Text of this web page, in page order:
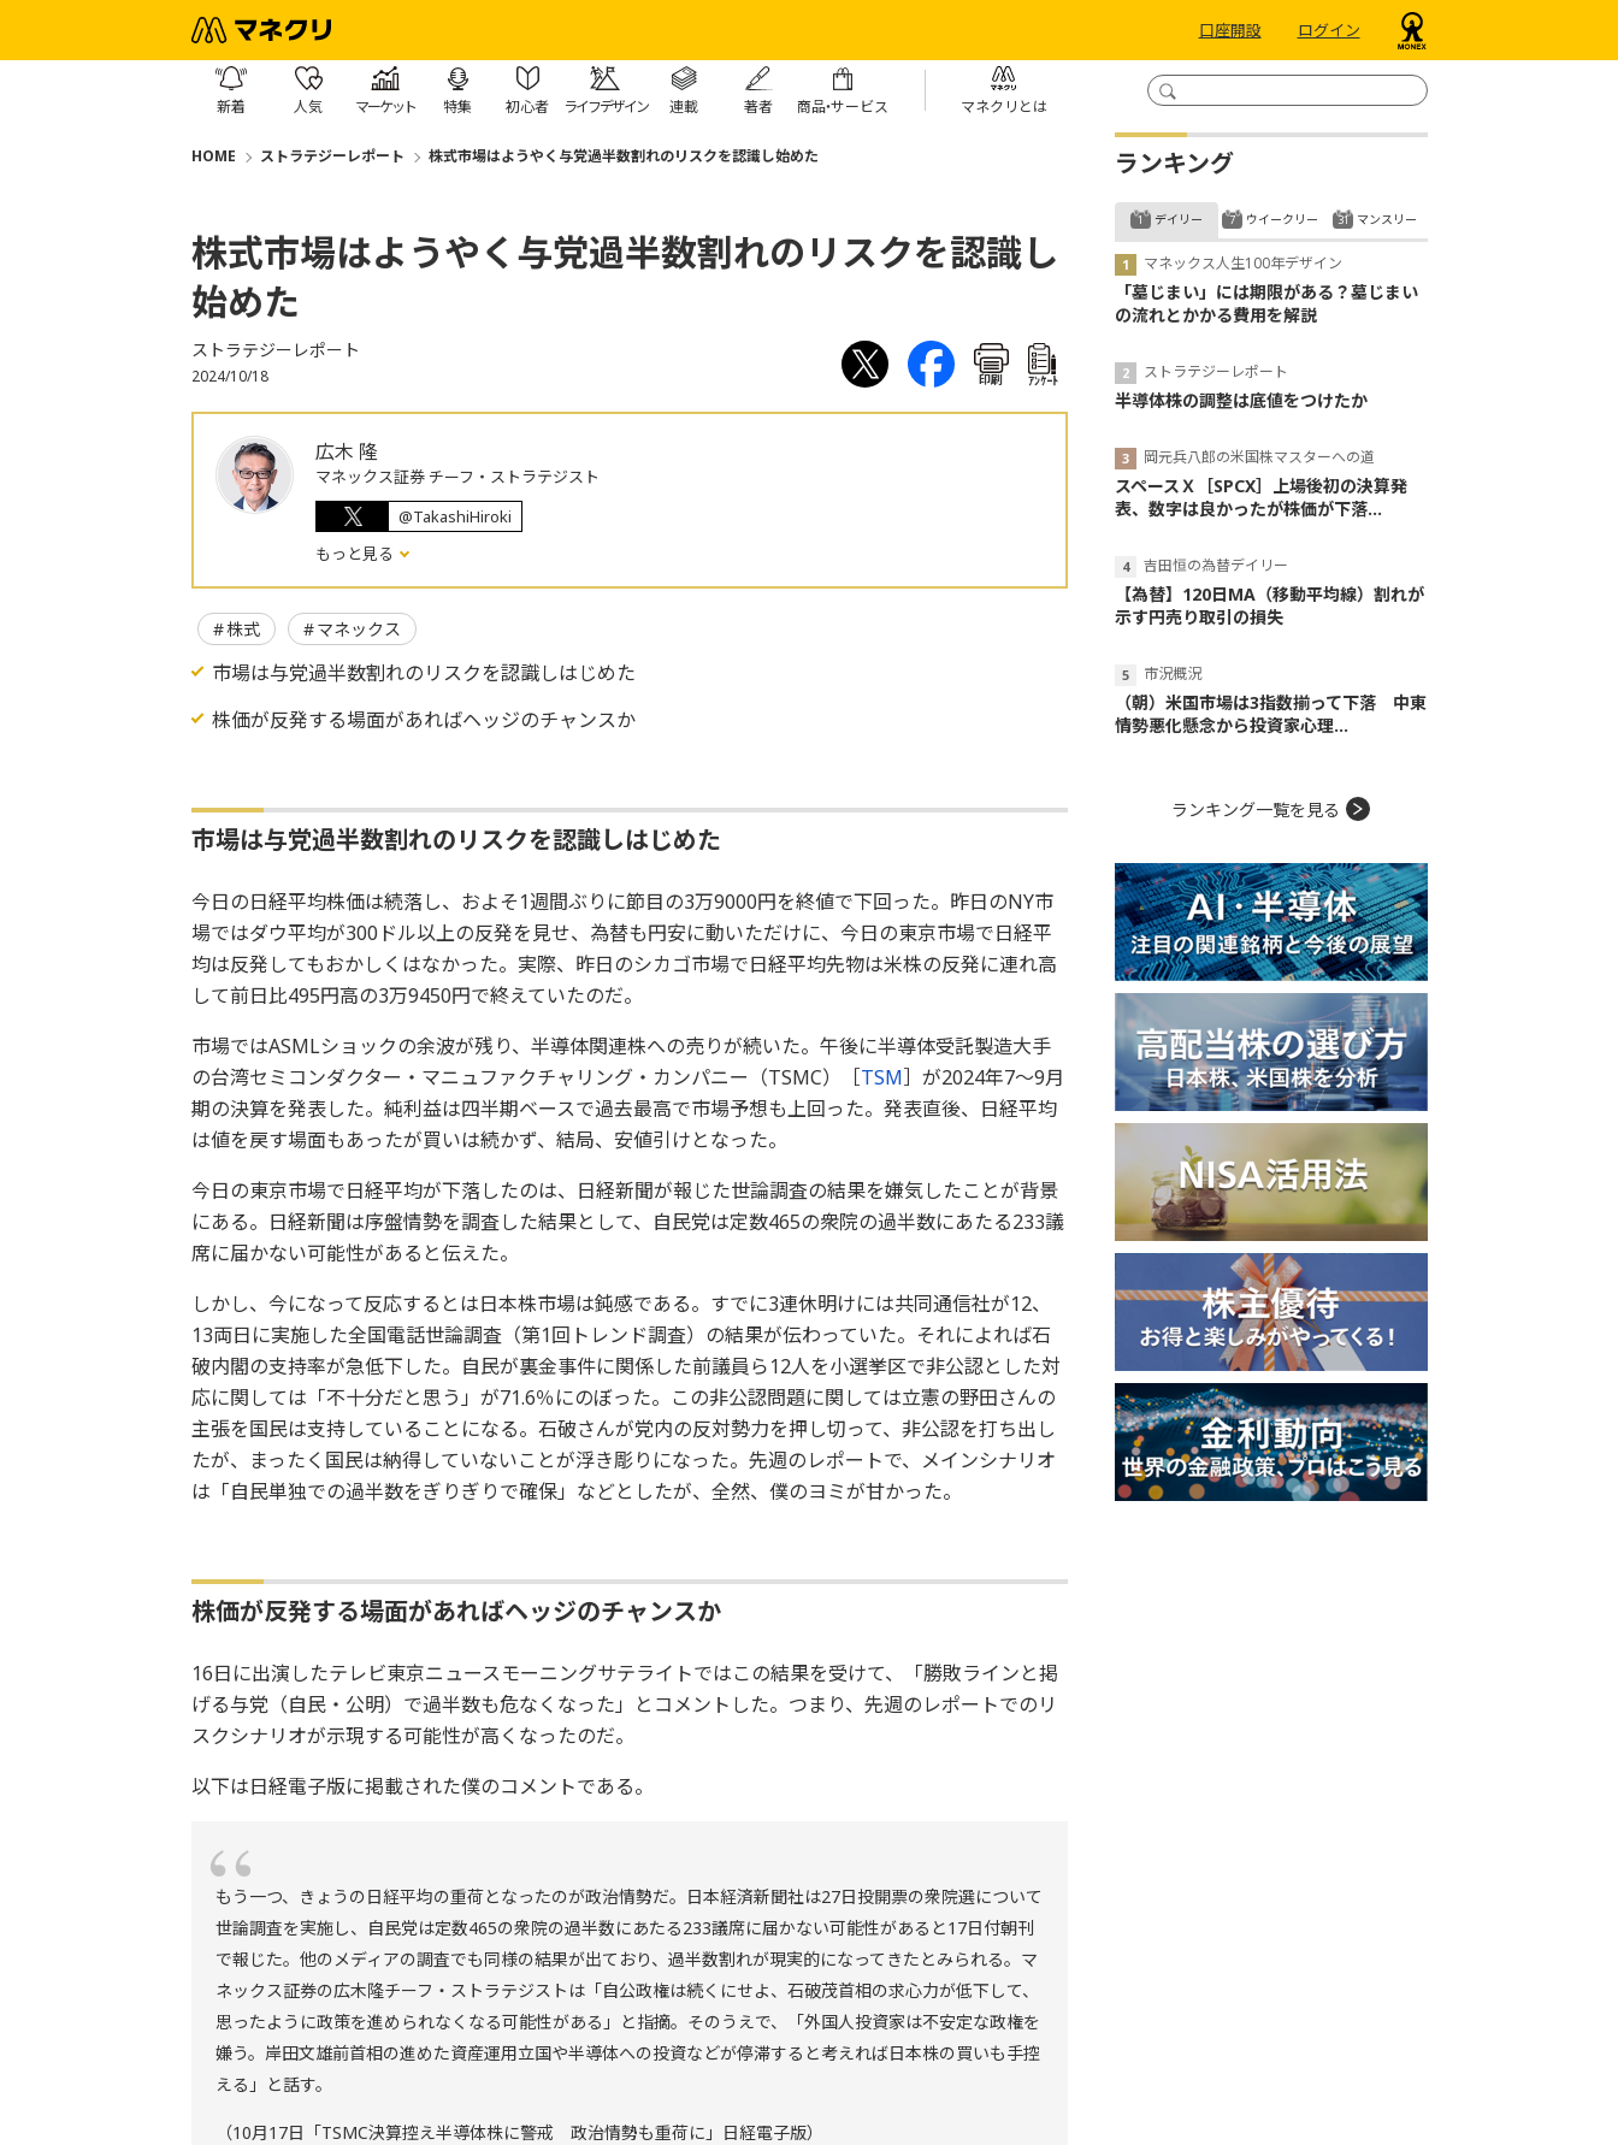
口座開設 ログイン
新着 人気 マーケット 特集 初心者 ライフデザイン 連載 著者 商品・サービス マネクリとは
HOME ストラテジーレポート 株式市場はようやく与党過半数割れのリスクを認識し始めた
株式市場はようやく与党過半数割れのリスクを認識し
始めた
ストラテジーレポート
2024/10/18 印刷 ｱﾝｹｰﾄ
広木 隆
マネックス証券 チーフ・ストラテジスト
@TakashiHiroki
もっと見る
株式 マネックス
市場は与党過半数割れのリスクを認識しはじめた
株価が反発する場面があればヘッジのチャンスか
市場は与党過半数割れのリスクを認識しはじめた
今日の日経平均株価は続落し、およそ1週間ぶりに節目の3万9000円を終値で下回った。昨日のNY市
場ではダウ平均が300ドル以上の反発を見せ、為替も円安に動いただけに、今日の東京市場で日経平
均は反発してもおかしくはなかった。実際、昨日のシカゴ市場で日経平均先物は米株の反発に連れ高
して前日比495円高の3万9450円で終えていたのだ。
市場ではASMLショックの余波が残り、半導体関連株への売りが続いた。午後に半導体受託製造大手
の台湾セミコンダクター・マニュファクチャリング・カンパニー（TSMC）［TSM］が2024年7～9月
期の決算を発表した。純利益は四半期ベースで過去最高で市場予想も上回った。発表直後、日経平均
は値を戻す場面もあったが買いは続かず、結局、安値引けとなった。
今日の東京市場で日経平均が下落したのは、日経新聞が報じた世論調査の結果を嫌気したことが背景
にある。日経新聞は序盤情勢を調査した結果として、自民党は定数465の衆院の過半数にあたる233議
席に届かない可能性があると伝えた。
しかし、今になって反応するとは日本株市場は鈍感である。すでに3連休明けには共同通信社が12、
13両日に実施した全国電話世論調査（第1回トレンド調査）の結果が伝わっていた。それによれば石
破内閣の支持率が急低下した。自民が裏金事件に関係した前議員ら12人を小選挙区で非公認とした対
応に関しては「不十分だと思う」が71.6％にのぼった。この非公認問題に関しては立憲の野田さんの
主張を国民は支持していることになる。石破さんが党内の反対勢力を押し切って、非公認を打ち出し
たが、まったく国民は納得していないことが浮き彫りになった。先週のレポートで、メインシナリオ
は「自民単独での過半数をぎりぎりで確保」などとしたが、全然、僕のヨミが甘かった。
株価が反発する場面があればヘッジのチャンスか
16日に出演したテレビ東京ニュースモーニングサテライトではこの結果を受けて、「勝敗ラインと掲
げる与党（自民・公明）で過半数も危なくなった」とコメントした。つまり、先週のレポートでのリ
スクシナリオが示現する可能性が高くなったのだ。
以下は日経電子版に掲載された僕のコメントである。
もう一つ、きょうの日経平均の重荷となったのが政治情勢だ。日本経済新聞社は27日投開票の衆院選について
世論調査を実施し、自民党は定数465の衆院の過半数にあたる233議席に届かない可能性があると17日付朝刊
で報じた。他のメディアの調査でも同様の結果が出ており、過半数割れが現実的になってきたとみられる。マ
ネックス証券の広木隆チーフ・ストラテジストは「自公政権は続くにせよ、石破茂首相の求心力が低下して、
思ったように政策を進められなくなる可能性がある」と指摘。そのうえで、「外国人投資家は不安定な政権を
嫌う。岸田文雄前首相の進めた資産運用立国や半導体への投資などが停滞すると考えれば日本株の買いも手控
える」と話す。
（10月17日「TSMC決算控え半導体株に警戒 政治情勢も重荷に」日経電子版）
ランキング
デイリー
マネックス人生100年デザイン
「墓じまい」には期限がある？墓じまい
の流れとかかる費用を解説
ストラテジーレポート
半導体株の調整は底値をつけたか
岡元兵八郎の米国株マスターへの道
スペースＸ［SPCX］上場後初の決算発
表、数字は良かったが株価が下落...
吉田恒の為替デイリー
【為替】120日MA（移動平均線）割れが
示す円売り取引の損失
市況概況
（朝）米国市場は3指数揃って下落 中東
情勢悪化懸念から投資家心理...
ウイークリー マンスリー
ランキング一覧を見る